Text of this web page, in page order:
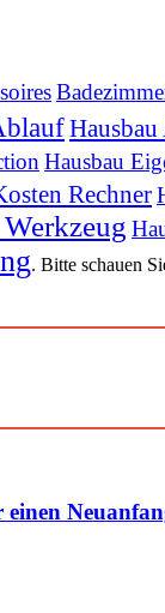
Hausbau
Rechner
. Bitte schauen